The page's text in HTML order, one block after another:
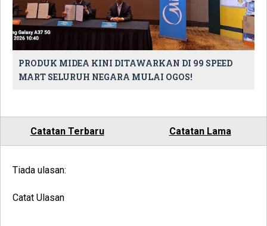
PRODUK MIDEA KINI DITAWARKAN DI 99 SPEED
MART SELURUH NEGARA MULAI OGOS!
Catatan Terbaru Catatan Lama
Tiada ulasan:
Catat Ulasan